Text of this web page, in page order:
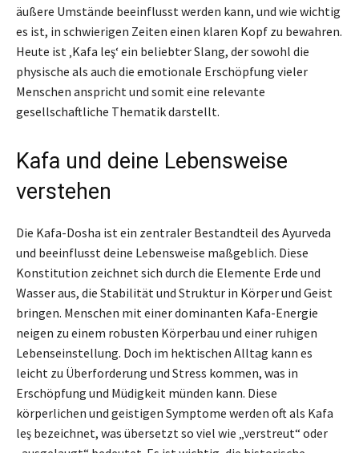
äußere Umstände beeinflusst werden kann, und wie wichtig
es ist, in schwierigen Zeiten einen klaren Kopf zu bewahren.
Heute ist ‚Kafa leş‘ ein beliebter Slang, der sowohl die
physische als auch die emotionale Erschöpfung vieler
Menschen anspricht und somit eine relevante
gesellschaftliche Thematik darstellt.
Kafa und deine Lebensweise
verstehen
Die Kafa-Dosha ist ein zentraler Bestandteil des Ayurveda
und beeinflusst deine Lebensweise maßgeblich. Diese
Konstitution zeichnet sich durch die Elemente Erde und
Wasser aus, die Stabilität und Struktur in Körper und Geist
bringen. Menschen mit einer dominanten Kafa-Energie
neigen zu einem robusten Körperbau und einer ruhigen
Lebenseinstellung. Doch im hektischen Alltag kann es
leicht zu Überforderung und Stress kommen, was in
Erschöpfung und Müdigkeit münden kann. Diese
körperlichen und geistigen Symptome werden oft als Kafa
leş bezeichnet, was übersetzt so viel wie „verstreut“ oder